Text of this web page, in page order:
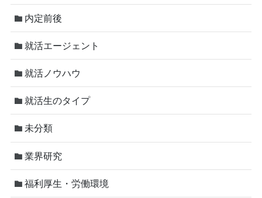
内定前後
就活エージェント
就活ノウハウ
就活生のタイプ
未分類
業界研究
福利厚生・労働環境